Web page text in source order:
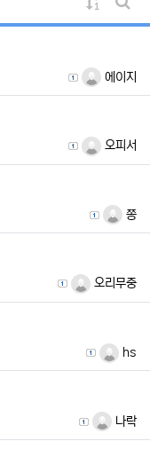
게시
등록자 에이지
등록자 오피서
등록자 쫑
등록자 오리무중
등록자 hs
등록자 나락